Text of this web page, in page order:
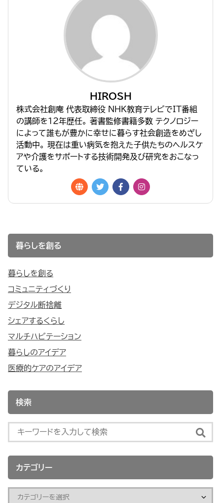
HIROSH
株式会社創庵 代表取締役 NHK教育テレビでIT番組
の講師を１２年歴任。 著書監修書籍多数 テクノロジー
によって誰もが豊かに幸せに暮らす社会創造をめざし
活動中。 現在は重い病気を抱えた子供たちのヘルスケ
アや介護をサポートする技術開発及び研究をおこなっ
ている。
暮らしを創る
暮らしを創る
コミュニティづくり
デジタル断捨離
シェアするくらし
マルチハビテーション
暮らしのアイデア
医療的ケアのアイデア
検索
カテゴリー